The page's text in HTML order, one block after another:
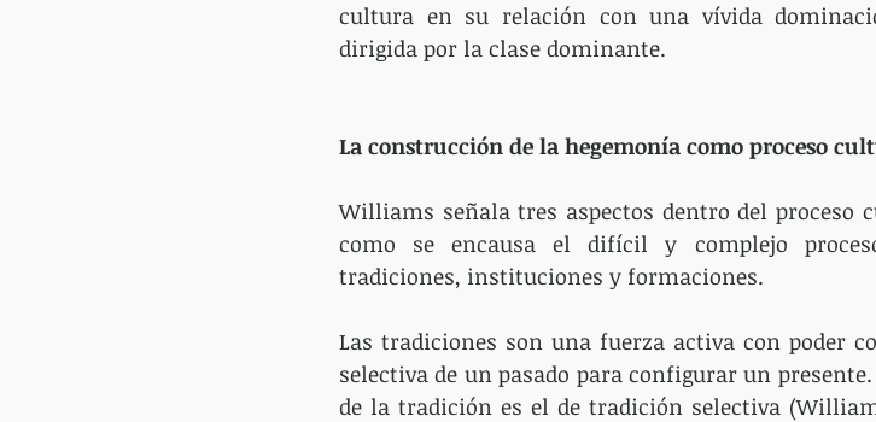
cultura en su relación con una vívida
dirigida por la clase dominante.
La construcción de la hegemonía como proceso
Williams señala tres aspectos dentro del proceso
como se encausa el difícil y complejo
tradiciones, instituciones y formaciones.
Las tradiciones son una fuerza activa con poder
selectiva de un pasado para configurar un
de la tradición es el de tradición selectiva